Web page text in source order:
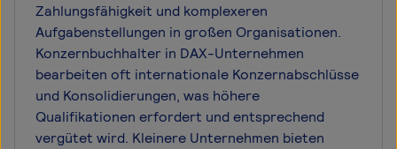
Zahlungsfähigkeit und komplexeren
Aufgabenstellungen in großen Organisationen.
Konzernbuchhalter in DAX-Unternehmen
bearbeiten oft internationale Konzernabschlüsse
und Konsolidierungen, was höhere
Qualifikationen erfordert und entsprechend
vergütet wird. Kleinere Unternehmen bieten